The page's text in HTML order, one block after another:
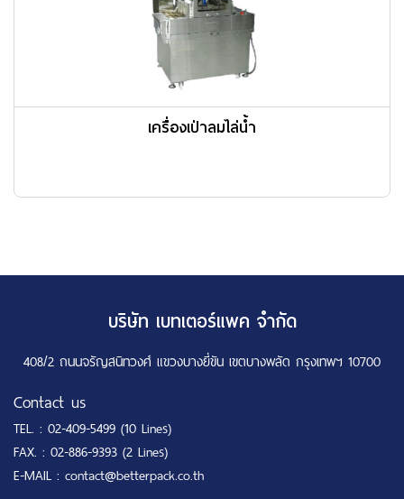
เครื่องเป่าลมไล่น้ำ
บริษัท เบทเตอร์แพค จำกัด
408/2 ถนนจรัญสนิทวงศ์ แขวงบางยี่ขัน เขตบางพลัด กรุงเทพฯ 10700
Contact us
TEL. : 02-409-5499 (10 Lines)
FAX. : 02-886-9393 (2 Lines)
E-MAIL : contact@betterpack.co.th